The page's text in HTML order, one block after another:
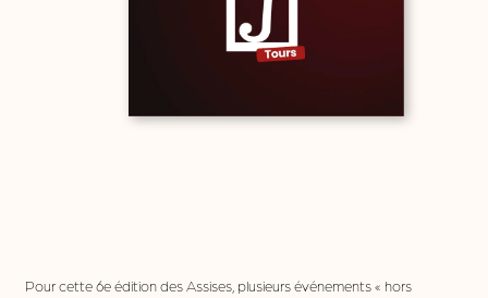
Pour cette 6e édition des Assises, plusieurs événements « hors